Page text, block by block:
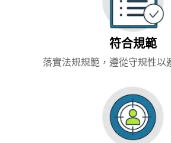
符合規範
落實法規規範，遵從守規性以